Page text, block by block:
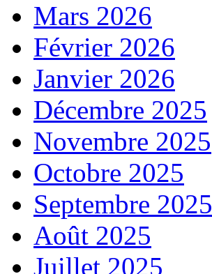
Mars 2026
Février 2026
Janvier 2026
Décembre 2025
Novembre 2025
Octobre 2025
Septembre 2025
Août 2025
Juillet 2025